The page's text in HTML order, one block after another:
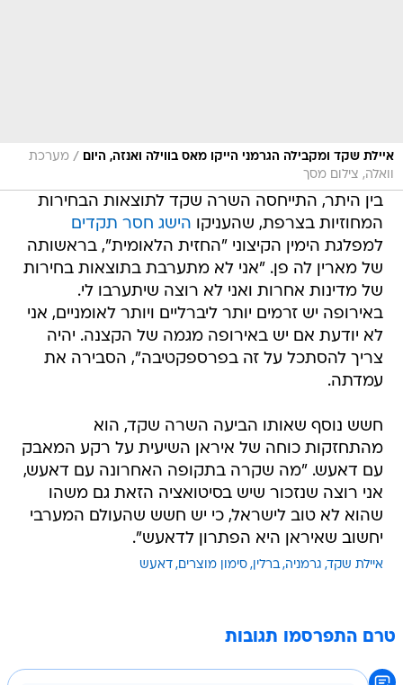
איילת שקד ומקבילה הגרמני הייקו מאס בווילה ואנזה, היום / מערכת
וואלה, צילום מסך
בין היתר, התייחסה השרה שקד לתוצאות הבחירות
המחוזיות בצרפת, שהעניקו הישג חסר תקדים
למפלגת הימין הקיצוני "החזית הלאומית", בראשותה
של מארין לה פן. "אני לא מתערבת בתוצאות בחירות
של מדינות אחרות ואני לא רוצה שיתערבו לי.
באירופה יש זרמים יותר ליברליים ויותר לאומניים, אני
לא יודעת אם יש באירופה מגמה של הקצנה. יהיה
צריך להסתכל על זה בפרספקטיבה", הסבירה את
עמדתה.
חשש נוסף שאותו הביעה השרה שקד, הוא
מהתחזקות כוחה של איראן השיעית על רקע המאבק
עם דאעש. "מה שקרה בתקופה האחרונה עם דאעש,
אני רוצה שנזכור שיש בסיטואציה הזאת גם משהו
שהוא לא טוב לישראל, כי יש חשש שהעולם המערבי
יחשוב שאיראן היא הפתרון לדאעש".
איילת שקד גרמניה ברלין סימון מוצרים דאעש
טרם התפרסמו תגובות